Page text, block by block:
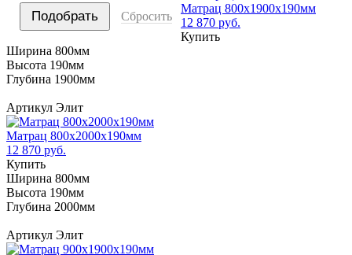
Сбросить
Матрац 800х1900х190мм
12 870 руб.
Купить
Ширина 800мм
Высота 190мм
Глубина 1900мм
Артикул Элит
Матрац 800х2000х190мм
12 870 руб.
Купить
Ширина 800мм
Высота 190мм
Глубина 2000мм
Артикул Элит